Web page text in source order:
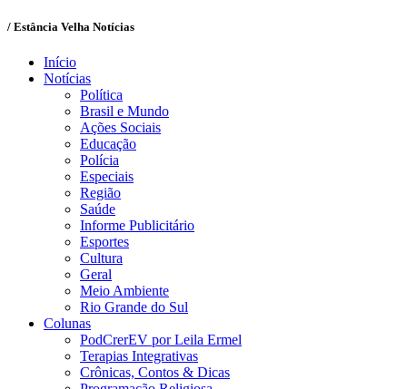
/ Estância Velha Notícias
Início
Notícias
Política
Brasil e Mundo
Ações Sociais
Educação
Polícia
Especiais
Região
Saúde
Informe Publicitário
Esportes
Cultura
Geral
Meio Ambiente
Rio Grande do Sul
Colunas
PodCrerEV por Leila Ermel
Terapias Integrativas
Crônicas, Contos & Dicas